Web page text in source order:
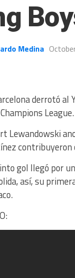
Medina
derrotó al
League.
Lewandowski
contribuyeron
gol llegó por
así, su